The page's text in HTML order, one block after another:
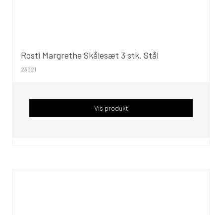
Rosti Margrethe Skålesæt 3 stk. Stål
23921
Vis produkt